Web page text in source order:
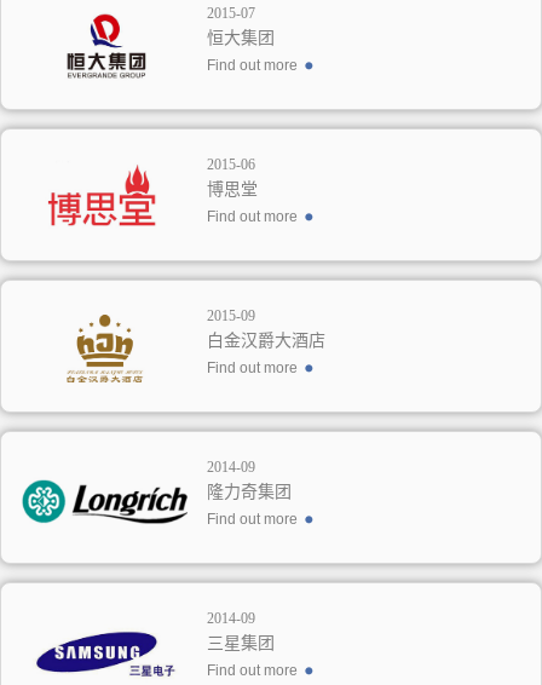
2015-07
恒大集团
Find out more
2015-06
博思堂
Find out more
2015-09
白金汉爵大酒店
Find out more
2014-09
隆力奇集团
Find out more
2014-09
三星集团
Find out more